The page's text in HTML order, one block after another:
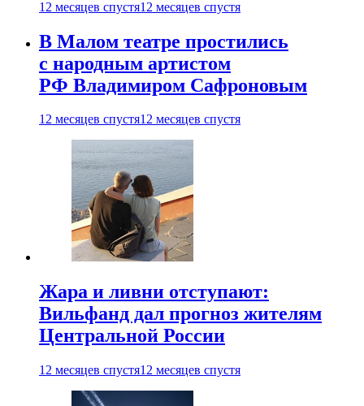
12 месяцев спустя12 месяцев спустя
В Малом театре простились
с народным артистом
РФ Владимиром Сафроновым
12 месяцев спустя12 месяцев спустя
Жара и ливни отступают:
Вильфанд дал прогноз жителям
Центральной России
12 месяцев спустя12 месяцев спустя